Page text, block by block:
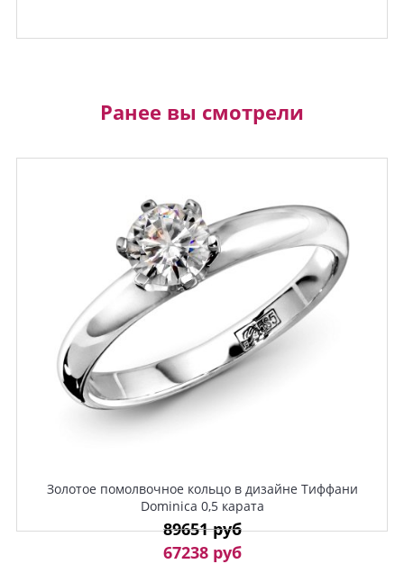
Ранее вы смотрели
Золотое помолвочное кольцо в дизайне Тиффани
Dominica 0,5 карата
89651 руб
67238 руб